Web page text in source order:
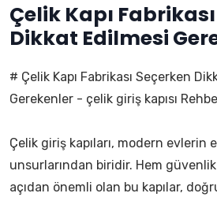
Çelik Kapı
Dikkat Edilmesi
# Çelik Kapı Fabrikası Seçerken
Gerekenler - çelik giriş kapısı
Çelik giriş kapıları, modern evlerin
unsurlarından biridir. Hem
açıdan önemli olan bu kapılar,